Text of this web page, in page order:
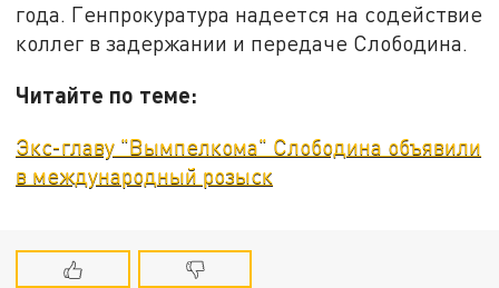
года. Генпрокуратура надеется на содействие
коллег в задержании и передаче Слободина.
Читайте по теме:
Экс-главу "Вымпелкома" Слободина объявили
в международный розыск